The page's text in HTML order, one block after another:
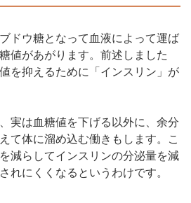
ドウ糖となって血液によって運ば
値があがります。前述しました
を抑えるために「インスリン」が
実は血糖値を下げる以外に、余分
て体に溜め込む働きもします。こ
減らしてインスリンの分泌量を減
れにくくなるというわけです。